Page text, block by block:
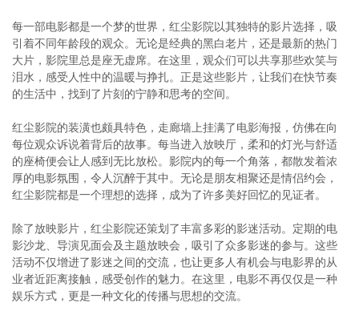
每一部电影都是一个梦的世界，红尘影院以其独特的影片选择，吸
引着不同年龄段的观众。无论是经典的黑白老片，还是最新的热门
大片，影院里总是座无虚席。在这里，观众们可以共享那些欢笑与
泪水，感受人性中的温暖与挣扎。正是这些影片，让我们在快节奏
的生活中，找到了片刻的宁静和思考的空间。
红尘影院的装潢也颇具特色，走廊墙上挂满了电影海报，仿佛在向
每位观众诉说着背后的故事。每当进入放映厅，柔和的灯光与舒适
的座椅便会让人感到无比放松。影院内的每一个角落，都散发着浓
厚的电影氛围，令人沉醉于其中。无论是朋友相聚还是情侣约会，
红尘影院都是一个理想的选择，成为了许多美好回忆的见证者。
除了放映影片，红尘影院还策划了丰富多彩的影迷活动。定期的电
影沙龙、导演见面会及主题放映会，吸引了众多影迷的参与。这些
活动不仅增进了影迷之间的交流，也让更多人有机会与电影界的从
业者近距离接触，感受创作的魅力。在这里，电影不再仅仅是一种
娱乐方式，更是一种文化的传播与思想的交流。